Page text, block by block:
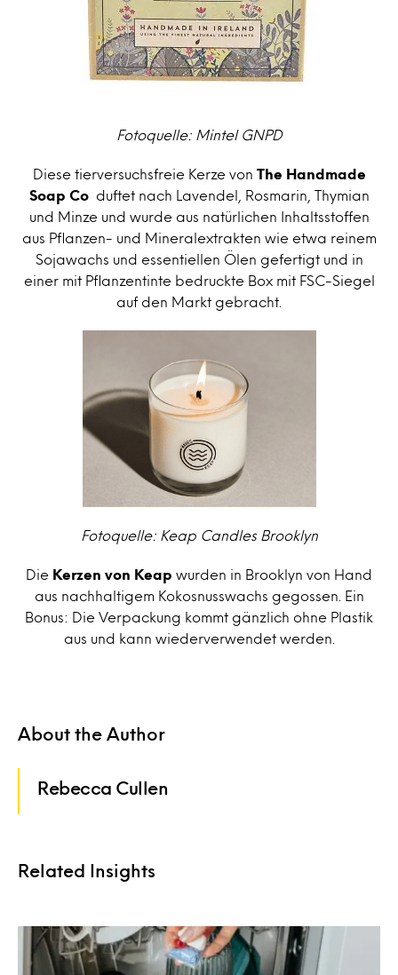
Fotoquelle: Mintel GNPD
Diese tierversuchsfreie Kerze von The Handmade
Soap Co
duftet nach Lavendel, Rosmarin, Thymian
und Minze und wurde aus natürlichen Inhaltsstoffen
aus Pflanzen- und Mineralextrakten wie etwa reinem
Sojawachs und essentiellen Ölen gefertigt und in
einer mit Pflanzentinte bedruckte Box mit FSC-Siegel
auf den Markt gebracht.
Fotoquelle: Keap Candles Brooklyn
Die Kerzen von Keap wurden in Brooklyn von Hand
aus nachhaltigem Kokosnusswachs gegossen. Ein
Bonus: Die Verpackung kommt gänzlich ohne Plastik
aus und kann wiederverwendet werden.
About the Author
Rebecca Cullen
Related Insights